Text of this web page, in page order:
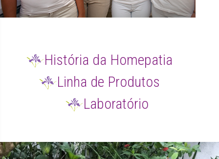
História da Homepatia
Linha de Produtos
Laboratório